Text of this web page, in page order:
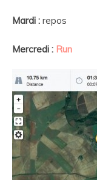
Mardi : repos
Mercredi : Run